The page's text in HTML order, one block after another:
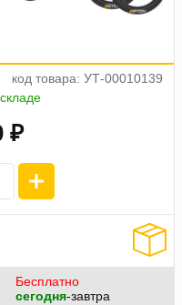
код товара: УТ-00010139
₽
Бесплатно
сегодня-завтра